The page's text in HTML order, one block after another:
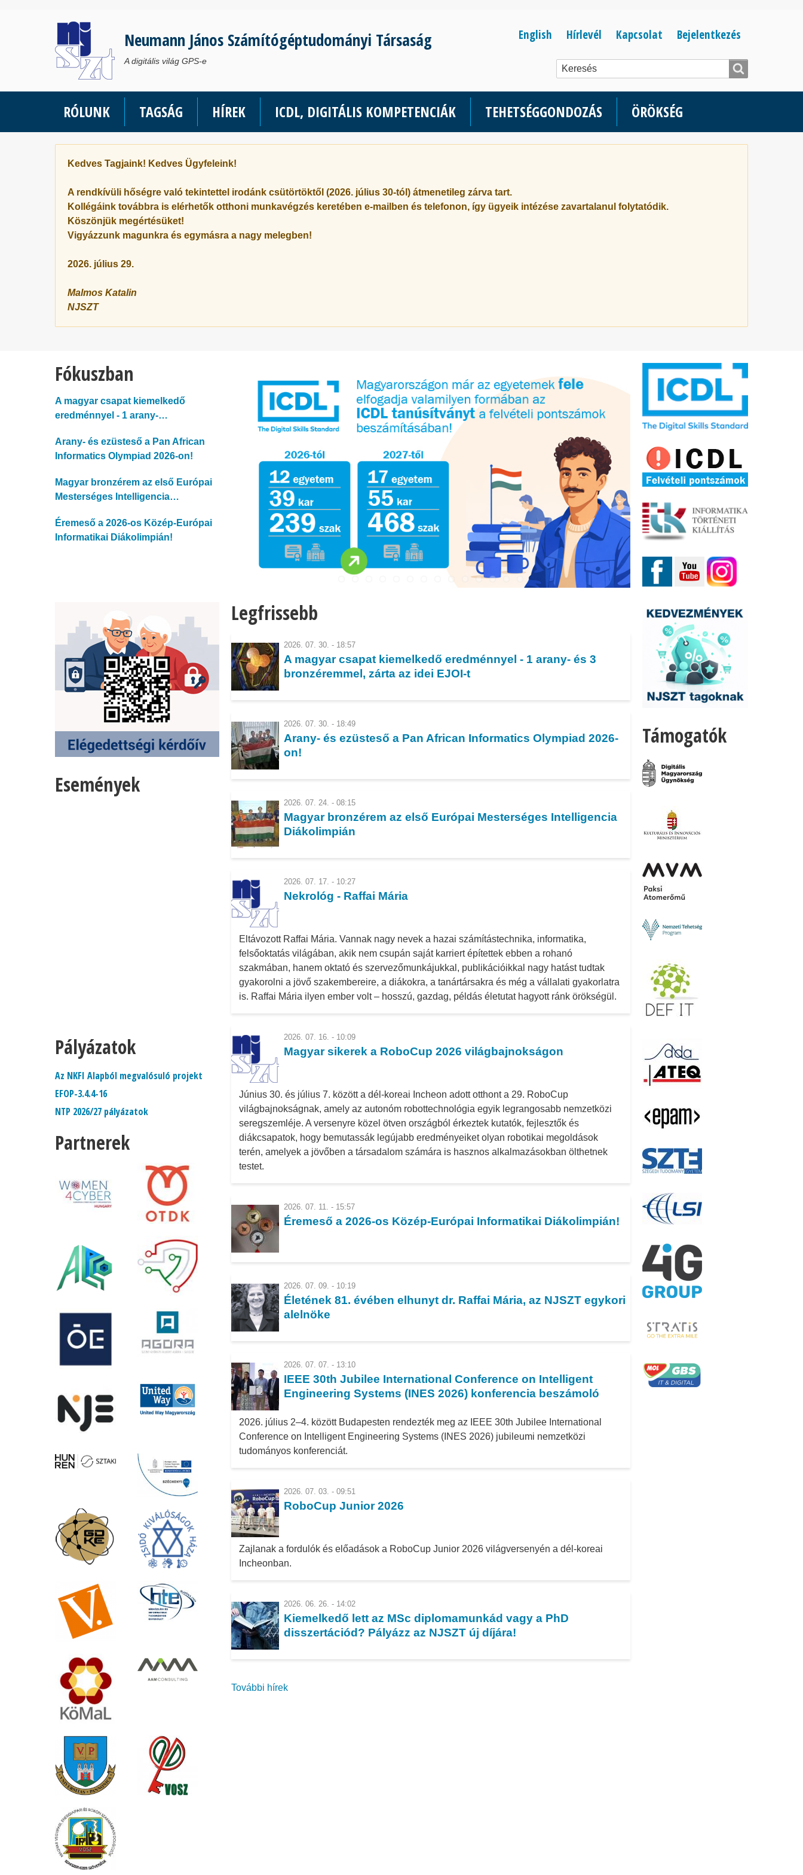
Neumann János Számítógéptudományi Társaság
A digitális világ GPS-e
Bejelentkezés
menüje
Bejelentkezés
English Hírlevél Kapcsolat
RÓLUNK TAGSÁG HÍREK ICDL, DIGITÁLIS KOMPETENCIÁK TEHETSÉGGONDOZÁS ÖRÖKSÉG
Kedves Tagjaink! Kedves Ügyfeleink!
A rendkívüli hőségre való tekintettel irodánk csütörtöktől (2026. július 30-tól) átmenetileg zárva tart.
Kollégáink továbbra is elérhetők otthoni munkavégzés keretében e-mailben és telefonon, így ügyeik intézése zavartalanul folytatódik.
Köszönjük megértésüket!
Vigyázzunk magunkra és egymásra a nagy melegben!
2026. július 29.
Malmos Katalin
NJSZT
Fókuszban
A magyar csapat kiemelkedő
eredménnyel - 1 arany-…
Arany- és ezüsteső a Pan African
Informatics Olympiad 2026-on!
Magyar bronzérem az első Európai
Mesterséges Intelligencia…
Éremeső a 2026-os Közép-Európai
Informatikai Diákolimpián!
Legfrissebb
2026. 07. 30. - 18:57
A magyar csapat kiemelkedő eredménnyel - 1 arany- és 3
bronzéremmel, zárta az idei EJOI-t
2026. 07. 30. - 18:49
Arany- és ezüsteső a Pan African Informatics Olympiad 2026-
on!
2026. 07. 24. - 08:15
Magyar bronzérem az első Európai Mesterséges Intelligencia
Diákolimpián
2026. 07. 17. - 10:27
Nekrológ - Raffai Mária
Eltávozott Raffai Mária. Vannak nagy nevek a hazai számítástechnika, informatika,
felsőoktatás világában, akik nem csupán saját karriert építettek ebben a rohanó
szakmában, hanem oktató és szervezőmunkájukkal, publikációikkal nagy hatást tudtak
gyakorolni a jövő szakembereire, a diákokra, a tanártársakra és még a vállalati gyakorlatra
is. Raffai Mária ilyen ember volt – hosszú, gazdag, példás életutat hagyott ránk örökségül.
2026. 07. 16. - 10:09
Magyar sikerek a RoboCup 2026 világbajnokságon
Június 30. és július 7. között a dél-koreai Incheon adott otthont a 29. RoboCup
világbajnokságnak, amely az autonóm robottechnológia egyik legrangosabb nemzetközi
seregszemléje. A versenyre közel ötven országból érkeztek kutatók, fejlesztők és
diákcsapatok, hogy bemutassák legújabb eredményeiket olyan robotikai megoldások
terén, amelyek a jövőben a társadalom számára is hasznos alkalmazásokban ölthetnek
testet.
2026. 07. 11. - 15:57
Éremeső a 2026-os Közép-Európai Informatikai Diákolimpián!
2026. 07. 09. - 10:19
Életének 81. évében elhunyt dr. Raffai Mária, az NJSZT egykori
alelnöke
2026. 07. 07. - 13:10
IEEE 30th Jubilee International Conference on Intelligent
Engineering Systems (INES 2026) konferencia beszámoló
2026. július 2–4. között Budapesten rendezték meg az IEEE 30th Jubilee International
Conference on Intelligent Engineering Systems (INES 2026) jubileumi nemzetközi
tudományos konferenciát.
2026. 07. 03. - 09:51
RoboCup Junior 2026
Zajlanak a fordulók és előadások a RoboCup Junior 2026 világversenyén a dél-koreai
Incheonban.
2026. 06. 26. - 14:02
Kiemelkedő lett az MSc diplomamunkád vagy a PhD
disszertációd? Pályázz az NJSZT új díjára!
További hírek
Események
Pályázatok
Az NKFI Alapból megvalósuló projekt
EFOP-3.4.4-16
NTP 2026/27 pályázatok
Partnerek
Támogatók